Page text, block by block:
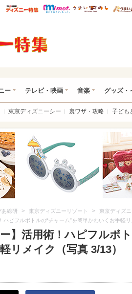
研
ハピママ* ウレぴあ総研 ディズニー
mimot. うまい
ー テレビ・映画 音楽 グッズ・
東京ディズニーシー 裏ワザ・攻略 子ども
あ総研 > 東京ディズニーリゾート > 東京ディズ
ハピフルボトルの“チャーム”を簡単かわいくお手軽リ
ー】活用術！ハピフルボ
リメイク（写真 3/13）